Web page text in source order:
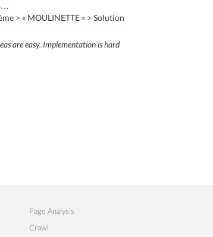
> « MOULINETTE » > Solution
are easy. Implementation is hard
Page Analysis
Crawl